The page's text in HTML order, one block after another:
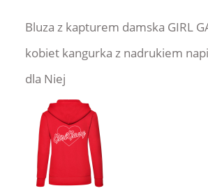
Bluza z kapturem damska GIRL
kobiet kangurka z nadrukiem
dla Niej